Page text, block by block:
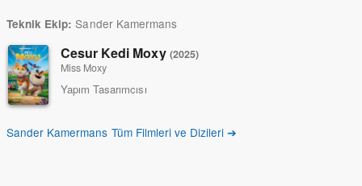
Teknik Ekip: Sander Kamermans
Cesur Kedi Moxy (2025)
Miss Moxy
Yapım Tasarımcısı
Sander Kamermans Tüm Filmleri ve Dizileri ➔